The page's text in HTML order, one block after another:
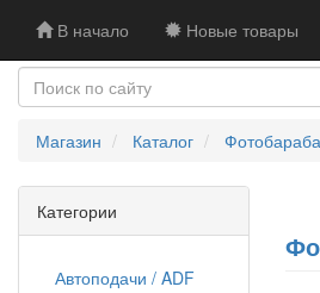
В начало Новые товары
Магазин Каталог
Категории
Автоподачи / ADF